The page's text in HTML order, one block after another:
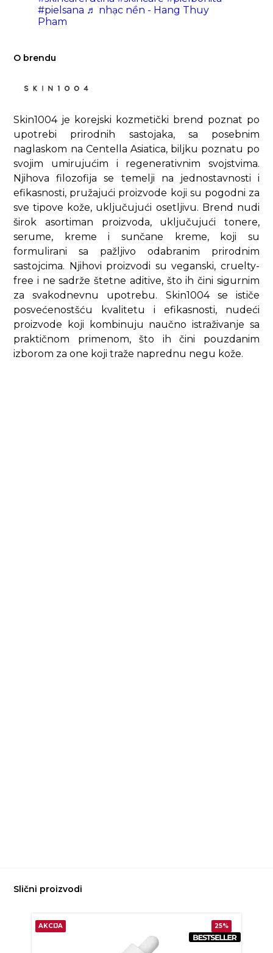
#pielsana ♬ nhạc nền - Hang Thuy
Pham
O brendu
Skin1004 je korejski kozmetički brend poznat po
upotrebi prirodnih sastojaka, sa posebnim
naglaskom na Centella Asiatica, biljku poznatu po
svojim umirujućim i regenerativnim svojstvima.
Njihova filozofija se temelji na jednostavnosti i
efikasnosti, pružajući proizvode koji su pogodni za
sve tipove kože, uključujući osetljivu. Brend nudi
širok asortiman proizvoda, uključujući tonere,
serume, kreme i sunčane kreme, koji su
formulirani sa pažljivo odabranim prirodnim
sastojcima. Njihovi proizvodi su veganski, cruelty-
free i ne sadrže štetne aditive, što ih čini sigurnim
za svakodnevnu upotrebu. Skin1004 se ističe
posvećenostšću kvalitetu i efikasnosti, nudeći
proizvode koji kombinuju naučno istraživanje sa
praktičnom primenom, što ih čini pouzdanim
izborom za one koji traže naprednu negu kože.
Slični proizvodi
AKCIJA 25%